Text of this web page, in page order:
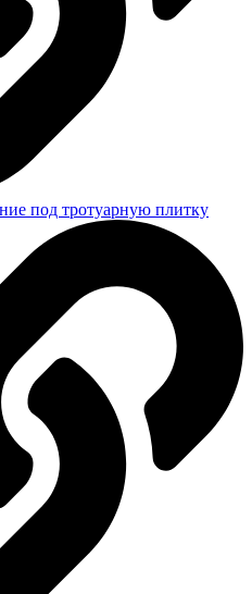
под тротуарную плитку